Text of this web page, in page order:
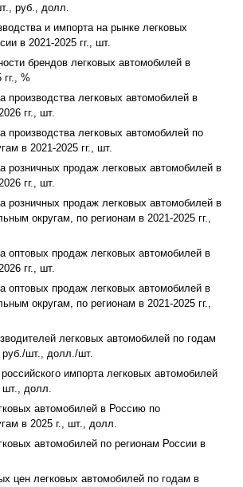
руб., долл.
и импорта на рынке легковых
в 2021-2025 гг., шт.
брендов легковых автомобилей в
%
легковых автомобилей в
гг., шт.
легковых автомобилей по
в 2021-2025 гг., шт.
розничных продаж легковых автомобилей в
гг., шт.
розничных продаж легковых автомобилей в
округам, по регионам в 2021-2025 гг.,
оптовых продаж легковых автомобилей в
гг., шт.
оптовых продаж легковых автомобилей в
округам, по регионам в 2021-2025 гг.,
легковых автомобилей по годам
руб./шт., долл./шт.
импорта легковых автомобилей
шт., долл.
автомобилей в Россию по
в 2025 г., шт., долл.
автомобилей по регионам России в
цен легковых автомобилей по годам в